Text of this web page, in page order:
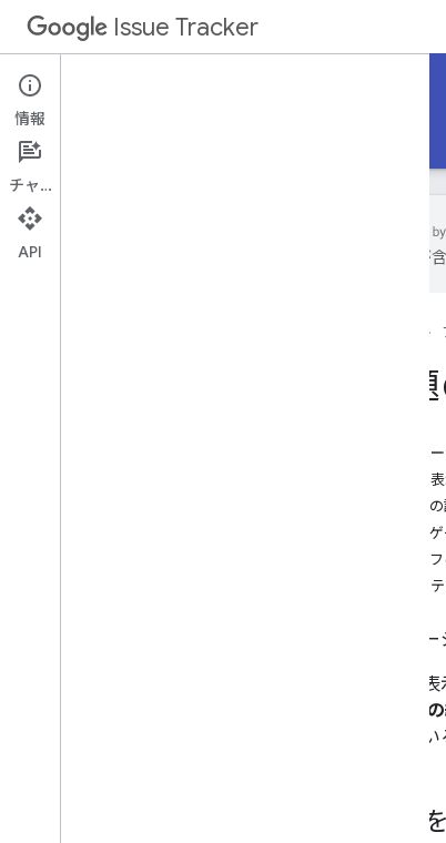
Issue Tracker
ドキュメント
Google Cloud
は誤りが
問
このペ
問題を
問題
ナビ
問題
次のス
このペ
問題を
問題
されて
問題
情報
チャット
API